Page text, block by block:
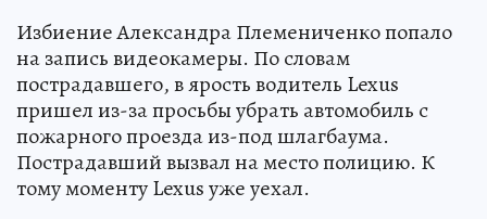
Избиение Александра Племениченко попало
на запись видеокамеры. По словам
пострадавшего, в ярость водитель Lexus
пришел из-за просьбы убрать автомобиль с
пожарного проезда из-под шлагбаума.
Пострадавший вызвал на место полицию. К
тому моменту Lexus уже уехал.